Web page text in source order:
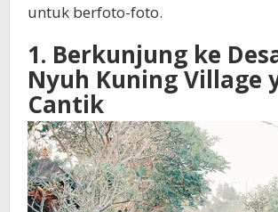
untuk berfoto-foto.
1. Berkunjung ke
Nyuh Kuning Village
Cantik